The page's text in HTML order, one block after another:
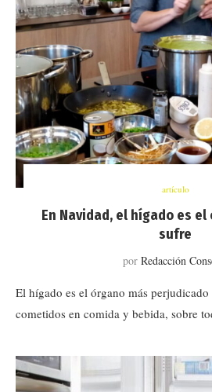
artículo
En Navidad, el hígado es el
sufre
por Redacción
El hígado es el órgano más perjudicado
cometidos en comida y bebida, sobre